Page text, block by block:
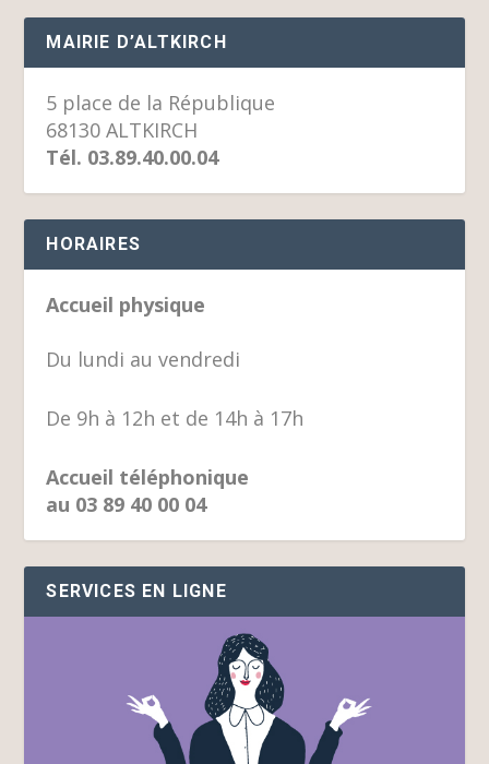
MAIRIE D’ALTKIRCH
5 place de la République
68130 ALTKIRCH
Tél. 03.89.40.00.04
HORAIRES
Accueil physique
Du lundi au vendredi
De 9h à 12h et de 14h à 17h
Accueil téléphonique
au 03 89 40 00 04
SERVICES EN LIGNE